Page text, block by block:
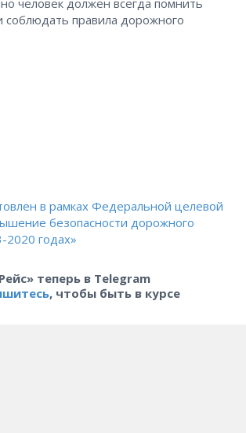
человек должен всегда помнить
соблюдать правила дорожного
в рамках Федеральной целевой
безопасности дорожного
2020 годах»
теперь в Telegram
, чтобы быть в курсе